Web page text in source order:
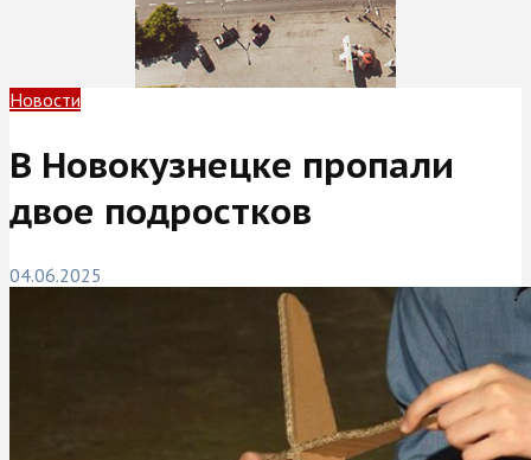
Новости
В Новокузнецке пропали
двое подростков
04.06.2025